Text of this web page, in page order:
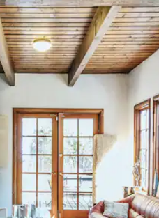
nach oben und unten oder